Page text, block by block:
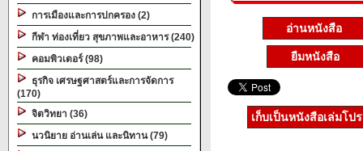
การเมืองและการปกครอง (2)
กีฬา ท่องเที่ยว สุขภาพและอาหาร (240)
คอมพิวเตอร์ (98)
ธุรกิจ เศรษฐศาสตร์และการจัดการ
(170)
จิตวิทยา (36)
นวนิยาย อ่านเล่น และนิทาน (79)
อ่านหนังสือ
ยืมหนังสือ
เก็บเป็นหนังสือเล่มโป